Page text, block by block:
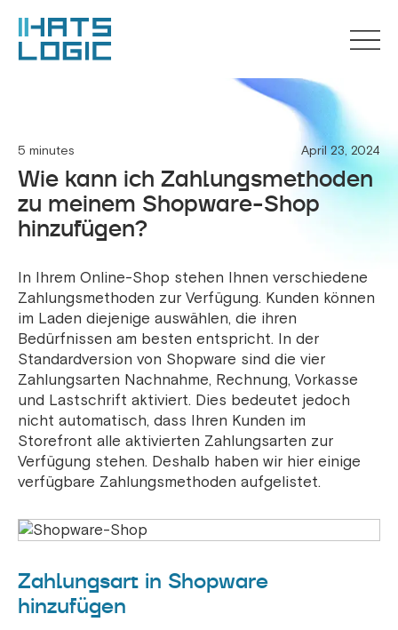
5 minutes April 23, 2024
Wie kann ich Zahlungsmethoden
zu meinem Shopware-Shop
hinzufügen?
In Ihrem Online-Shop stehen Ihnen verschiedene
Zahlungsmethoden zur Verfügung. Kunden können
im Laden diejenige auswählen, die ihren
Bedürfnissen am besten entspricht. In der
Standardversion von Shopware sind die vier
Zahlungsarten Nachnahme, Rechnung, Vorkasse
und Lastschrift aktiviert. Dies bedeutet jedoch
nicht automatisch, dass Ihren Kunden im
Storefront alle aktivierten Zahlungsarten zur
Verfügung stehen. Deshalb haben wir hier einige
verfügbare Zahlungsmethoden aufgelistet.
Zahlungsart in Shopware
hinzufügen